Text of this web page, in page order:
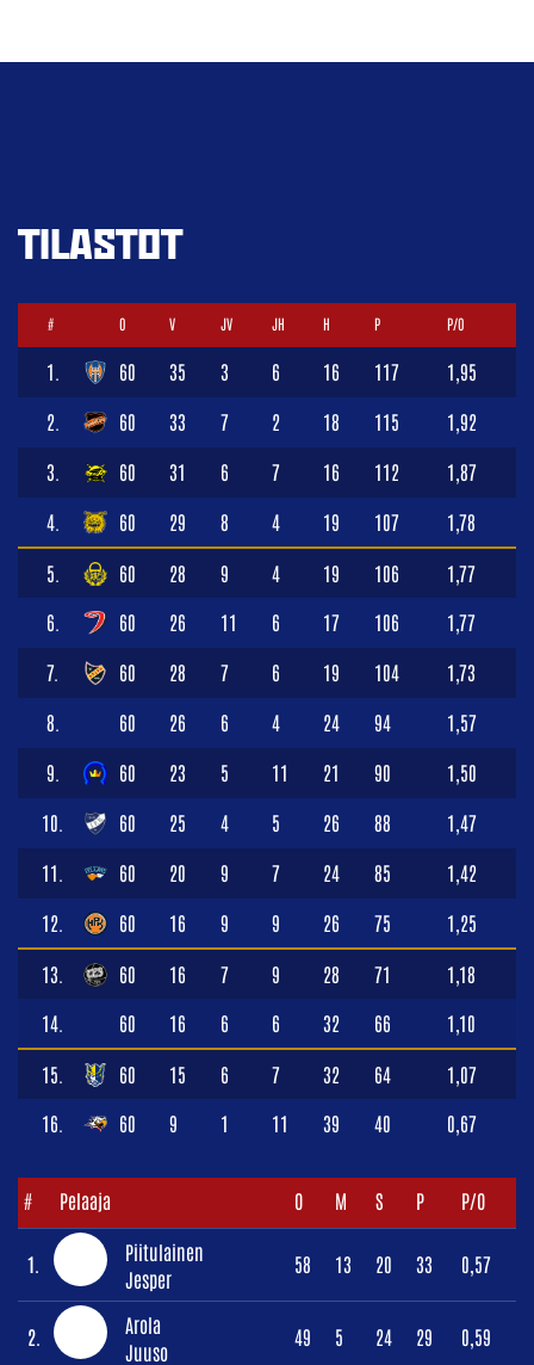
TILASTOT
# O V JV JH H P P/O
1. 60 35 3 6 16 117 1,95
2. 60 33 7 2 18 115 1,92
3. 60 31 6 7 16 112 1,87
4. 60 29 8 4 19 107 1,78
5. 60 28 9 4 19 106 1,77
6. 60 26 11 6 17 106 1,77
7. 60 28 7 6 19 104 1,73
8. 60 26 6 4 24 94 1,57
9. 60 23 5 11 21 90 1,50
10. 60 25 4 5 26 88 1,47
11. 60 20 9 7 24 85 1,42
12. 60 16 9 9 26 75 1,25
13. 60 16 7 9 28 71 1,18
14. 60 16 6 6 32 66 1,10
15. 60 15 6 7 32 64 1,07
16. 60 9 1 11 39 40 0,67
# Pelaaja O M S P P/O
1.
Piitulainen
Jesper
58 13 20 33 0,57
2.
Arola
Juuso
49 5 24 29 0,59